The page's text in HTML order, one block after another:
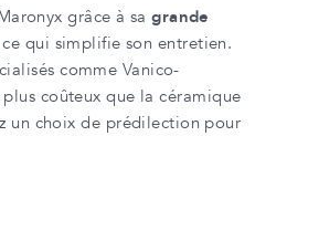
grâce à sagrande
qui simplifie son entretien.
comme Vanico-
coûteux que la céramique
un choix de prédilection pour